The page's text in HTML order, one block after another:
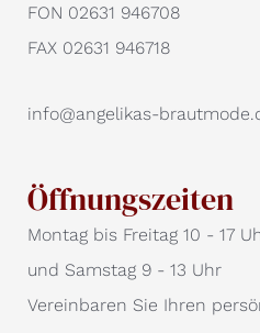
FON 02631 946708
FAX 02631 946718
info@angelikas-
Öffnungszeiten
Montag bis Freitag 10 - 17
und Samstag 9 - 13 Uhr
Vereinbaren Sie Ihren